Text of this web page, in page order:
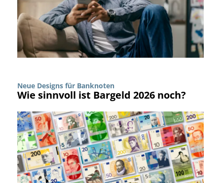
Neue Designs für Banknoten
Wie sinnvoll ist Bargeld 2026 noch?